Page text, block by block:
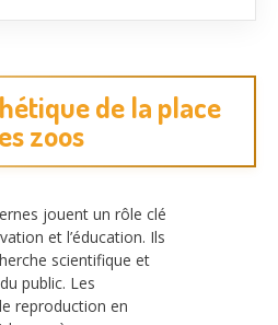
de la place
zoos
jouent un rôle clé
et l’éducation. Ils
scientifique et
public. Les
reproduction en